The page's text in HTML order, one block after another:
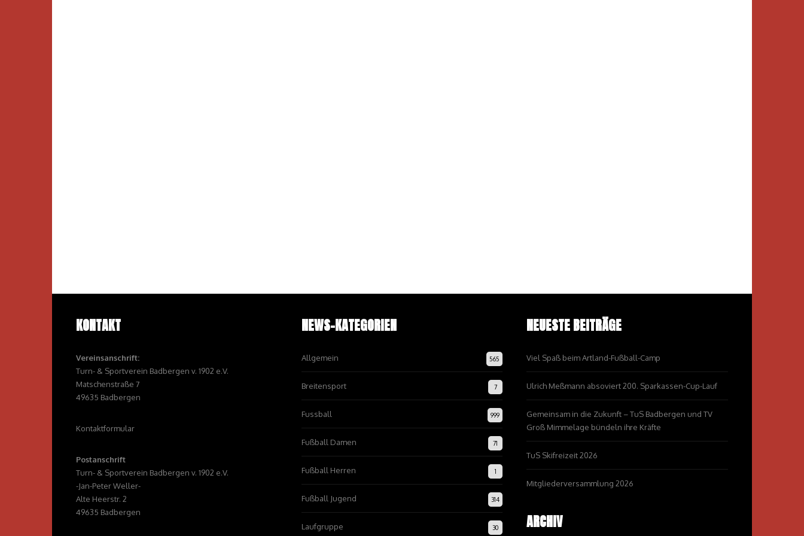
KONTAKT
Vereinsanschrift:
Turn- & Sportverein Badbergen v. 1902 e.V.
Matschenstraße 7
49635 Badbergen
Kontaktformular
Postanschrift
Turn- & Sportverein Badbergen v. 1902 e.V.
-Jan-Peter Weller-
Alte Heerstr. 2
49635 Badbergen
NEWS-KATEGORIEN
Allgemein 565
Breitensport 7
Fussball 999
Fußball Damen 71
Fußball Herren 1
Fußball Jugend 314
Laufgruppe 30
NEUESTE BEITRÄGE
Viel Spaß beim Artland-Fußball-Camp
Ulrich Meßmann absoviert 200. Sparkassen-Cup-Lauf
Gemeinsam in die Zukunft – TuS Badbergen und TV
Groß Mimmelage bündeln ihre Kräfte
TuS Skifreizeit 2026
Mitgliederversammlung 2026
ARCHIV